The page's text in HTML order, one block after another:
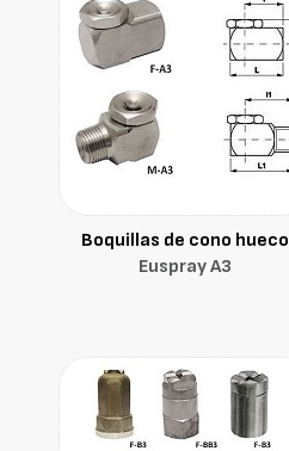
Boquillas de cono hueco
Euspray A3